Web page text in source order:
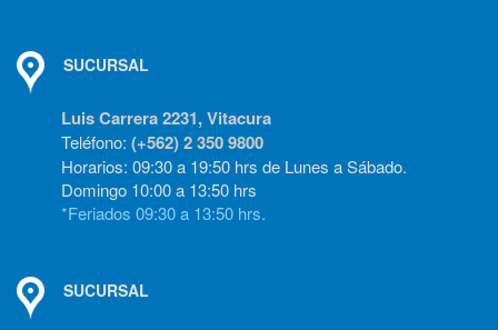
SUCURSAL
Luis Carrera 2231, Vitacura
Teléfono: (+562) 2 350 9800
Horarios: 09:30 a 19:50 hrs de Lunes a Sábado.
Domingo 10:00 a 13:50 hrs
*Feriados 09:30 a 13:50 hrs.
SUCURSAL